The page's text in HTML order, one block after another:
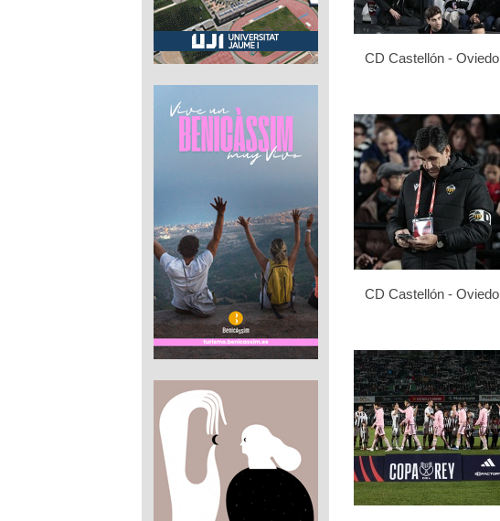
CD Castellón - Oviedo
CD Castellón - Oviedo